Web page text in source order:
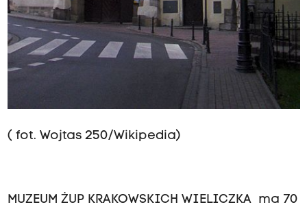
( fot. Wojtas 250/Wikipedia)
MUZEUM ŻUP KRAKOWSKICH WIELICZKA ma 70